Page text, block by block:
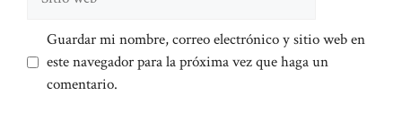
Guardar mi nombre, correo electrónico y sitio web en
este navegador para la próxima vez que haga un
comentario.